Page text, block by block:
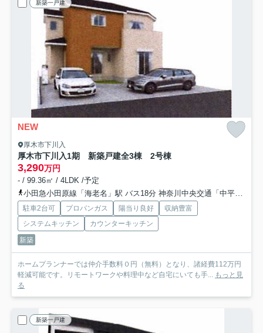
新築一戸建
NEW
厚木市下川入
厚木市下川入1期 新築戸建全3棟 2号棟
3,290万円
- / 99.36㎡ / 4LDK /予定
小田急小田原線「海老名」駅 バス18分 神奈川中央交通「中平（厚木市）」 停歩12分
駐車2台可 プロパンガス 陽当り良好
収納豊富
システムキッチン
カウンターキッチン
新築
ホームプランナーでは仲介手数料０円（無料）となり、諸経費112万円
軽減可能です。リモートワークや料理中など自宅にいても手... もっと見
る
新築一戸建